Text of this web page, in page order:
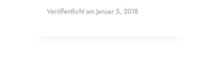
Veröffentlicht am Januar 5, 2018